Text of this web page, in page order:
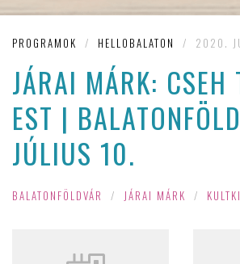
PROGRAMOK / HELLOBALATON / 2020.
JÁRAI MÁRK: CSEH
EST |
JÚLIUS 10.
BALATONFÖLDVÁR / JÁRAI MÁRK /